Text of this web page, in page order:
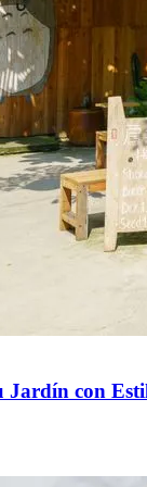
Jardín con